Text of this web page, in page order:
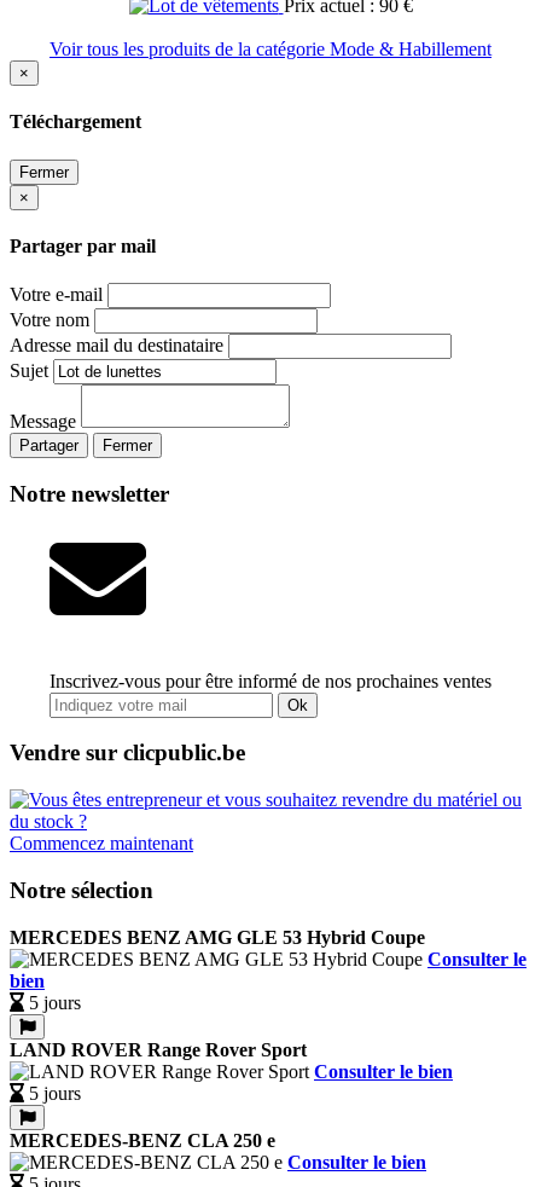
Prix actuel : 90 €
Voir tous les produits de la catégorie Mode & Habillement
×
Téléchargement
Fermer
×
Partager par mail
Votre e-mail
Votre nom
Adresse mail du destinataire
Sujet
Message
Partager Fermer
Notre newsletter
Inscrivez-vous pour être informé de nos prochaines ventes
Ok
Vendre sur clicpublic.be
Commencez maintenant
Notre sélection
MERCEDES BENZ AMG GLE 53 Hybrid Coupe
Consulter le
bien
5 jours
LAND ROVER Range Rover Sport
Consulter le bien
5 jours
MERCEDES-BENZ CLA 250 e
Consulter le bien